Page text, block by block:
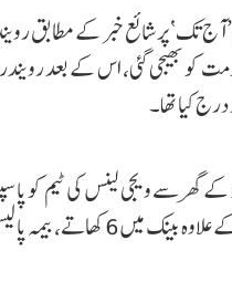
تک‘ پر شائع خبر کے مطابق
کو بھیجی گئی، اس کے بعد
کیا تھا۔
کے گھر سے ویجی لینس کی ٹیم کو
ہیں۔ اس کے علاوہ